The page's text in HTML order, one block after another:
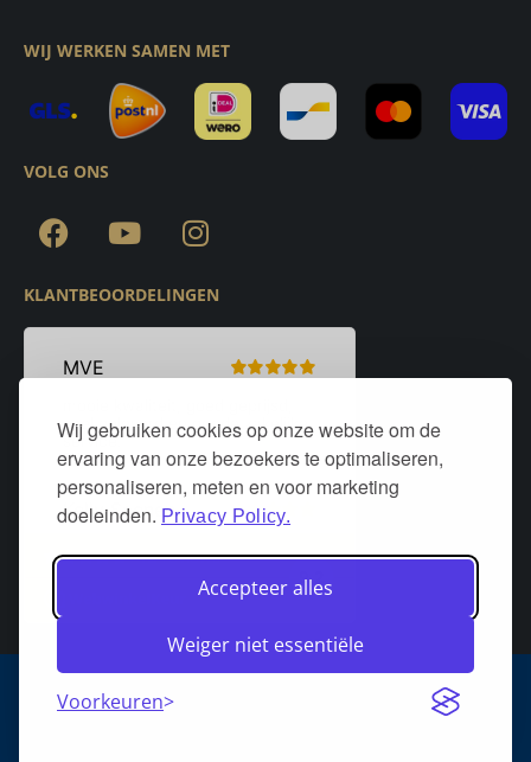
Wij gebruiken cookies op onze website om de
ervaring van onze bezoekers te optimaliseren,
personaliseren, meten en voor marketing
doeleinden. Privacy Policy.
Accepteer alles
Weiger niet essentiële
Voorkeuren
WIJ WERKEN SAMEN MET
VOLG ONS
KLANTBEOORDELINGEN
Algemene voorwaarden Over DeurStijl Projecten